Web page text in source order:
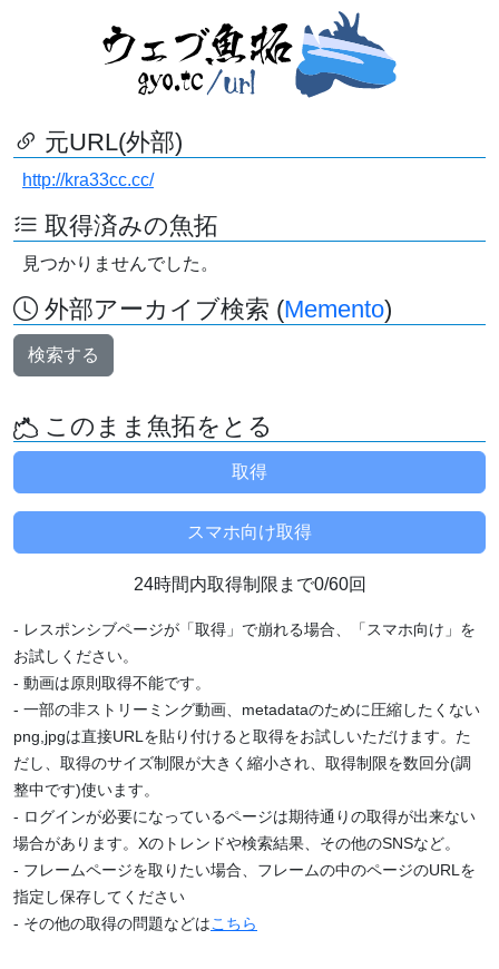
元URL(外部)
http://kra33cc.cc/
取得済みの魚拓
見つかりませんでした。
外部アーカイブ検索 (Memento)
検索する
このまま魚拓をとる
24時間内取得制限まで0/60回
- レスポンシブページが「取得」で崩れる場合、「スマホ向け」を
お試しください。
- 動画は原則取得不能です。
- 一部の非ストリーミング動画、metadataのために圧縮したくない
png,jpgは直接URLを貼り付けると取得をお試しいただけます。た
だし、取得のサイズ制限が大きく縮小され、取得制限を数回分(調
整中です)使います。
- ログインが必要になっているページは期待通りの取得が出来ない
場合があります。Xのトレンドや検索結果、その他のSNSなど。
- フレームページを取りたい場合、フレームの中のページのURLを
指定し保存してください
- その他の取得の問題などはこちら